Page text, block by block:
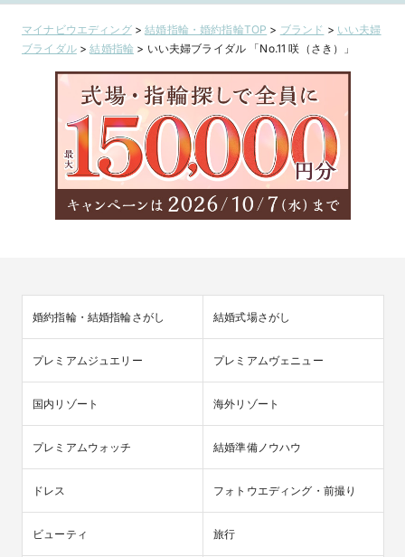
マイナビウエディング>結婚指輪・婚約指輪TOP > ブランド > いい夫婦
ブライダル>結婚指輪 > いい夫婦ブライダル 「No.11 咲（さき）」
婚約指輪・結婚指輪さがし 結婚式場さがし
プレミアムジュエリー プレミアムヴェニュー
国内リゾート 海外リゾート
プレミアムウォッチ 結婚準備ノウハウ
ドレス フォトウエディング・前撮り
ビューティ 旅行